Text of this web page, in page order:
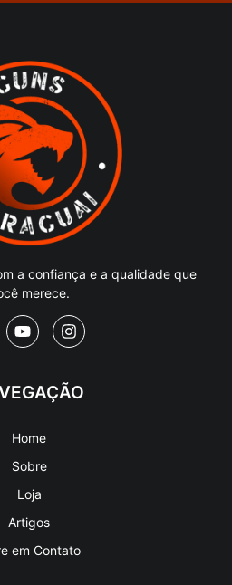
a confiança e a qualidade que
merece.
Home
Sobre
Loja
Artigos
em Contato